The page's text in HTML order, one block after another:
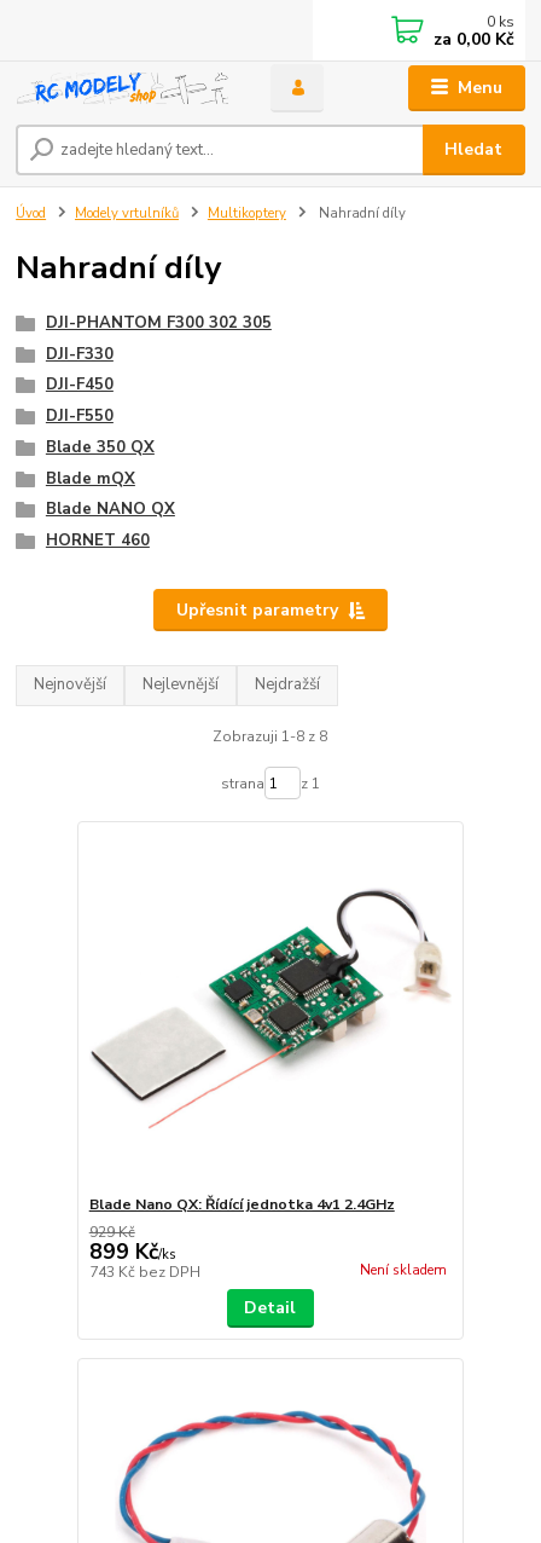
Menu
Hledat
0 ks
za 0,00 Kč
Úvod Modely vrtulníků Multikoptery Nahradní díly
Nahradní díly
DJI-PHANTOM F300 302 305
DJI-F330
DJI-F450
DJI-F550
Blade 350 QX
Blade mQX
Blade NANO QX
HORNET 460
Upřesnit parametry
Nejnovější Nejlevnější Nejdražší
Zobrazuji 1-8 z 8
strana z 1
Blade Nano QX: Řídící jednotka 4v1 2.4GHz
929 Kč
899 Kč/ks
743 Kč bez DPH Není skladem
Detail